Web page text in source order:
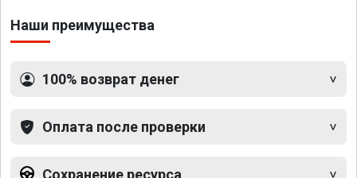
Наши преимущества
100% возврат денег
Оплата после проверки
Сохранение ресурса